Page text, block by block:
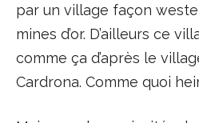
par un village façon
mines d’or. D’ailleurs ce
comme ça d’après le
Cardrona. Comme quoi